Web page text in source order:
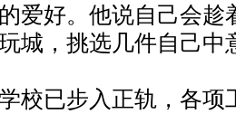
爱好。他说自己会趁
城，挑选几件自己中
校已步入正轨，各项